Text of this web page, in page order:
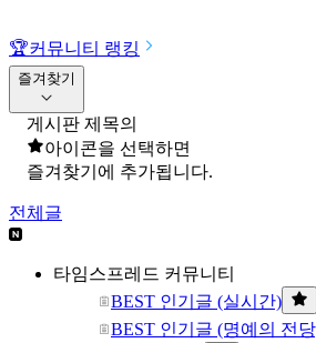
🏆커뮤니티 랭킹
즐겨찾기
게시판 제목의
아이콘을 선택하면
즐겨찾기에 추가됩니다.
전체글
타임스프레드 커뮤니티
BEST 인기글 (실시간)
BEST 인기글 (명예의 전